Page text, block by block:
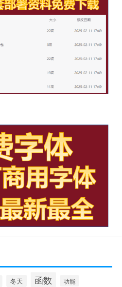
冬天 函数 功能